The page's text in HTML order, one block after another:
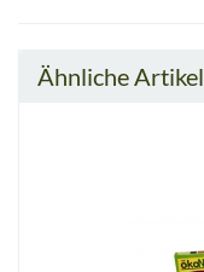
Ähnliche Artikel